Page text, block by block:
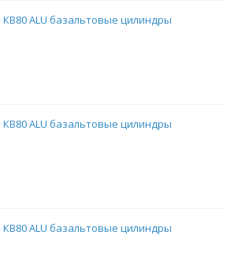
КВ80 ALU базальтовые цилиндры
КВ80 ALU базальтовые цилиндры
КВ80 ALU базальтовые цилиндры